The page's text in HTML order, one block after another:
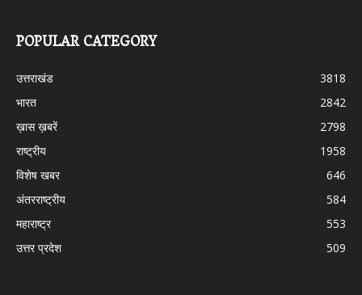
POPULAR CATEGORY
उत्तराखंड
3818
भारत
2842
ख़ास ख़बरें
2798
राष्ट्रीय
1958
विशेष खबर
646
अंतरराष्ट्रीय
584
महाराष्ट्र
553
उत्तर प्रदेश
509